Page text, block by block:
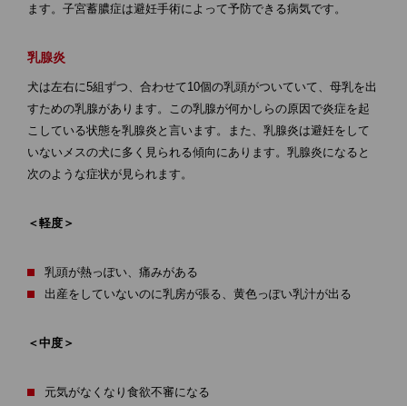
ます。子宮蓄膿症は避妊手術によって予防できる病気です。
乳腺炎
犬は左右に5組ずつ、合わせて10個の乳頭がついていて、母乳を出
すための乳腺があります。この乳腺が何かしらの原因で炎症を起
こしている状態を乳腺炎と言います。また、乳腺炎は避妊をして
いないメスの犬に多く見られる傾向にあります。乳腺炎になると
次のような症状が見られます。
＜軽度＞
乳頭が熱っぽい、痛みがある
出産をしていないのに乳房が張る、黄色っぽい乳汁が出る
＜中度＞
元気がなくなり食欲不審になる